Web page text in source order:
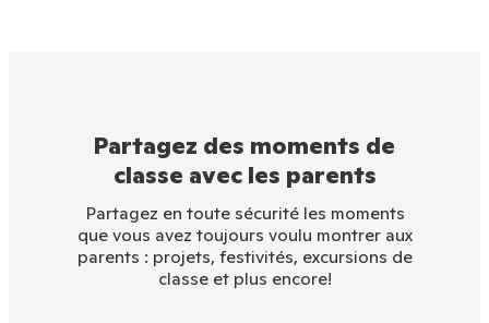
Partagez des moments de
classe avec les parents
Partagez en toute sécurité les moments
que vous avez toujours voulu montrer aux
parents : projets, festivités, excursions de
classe et plus encore!